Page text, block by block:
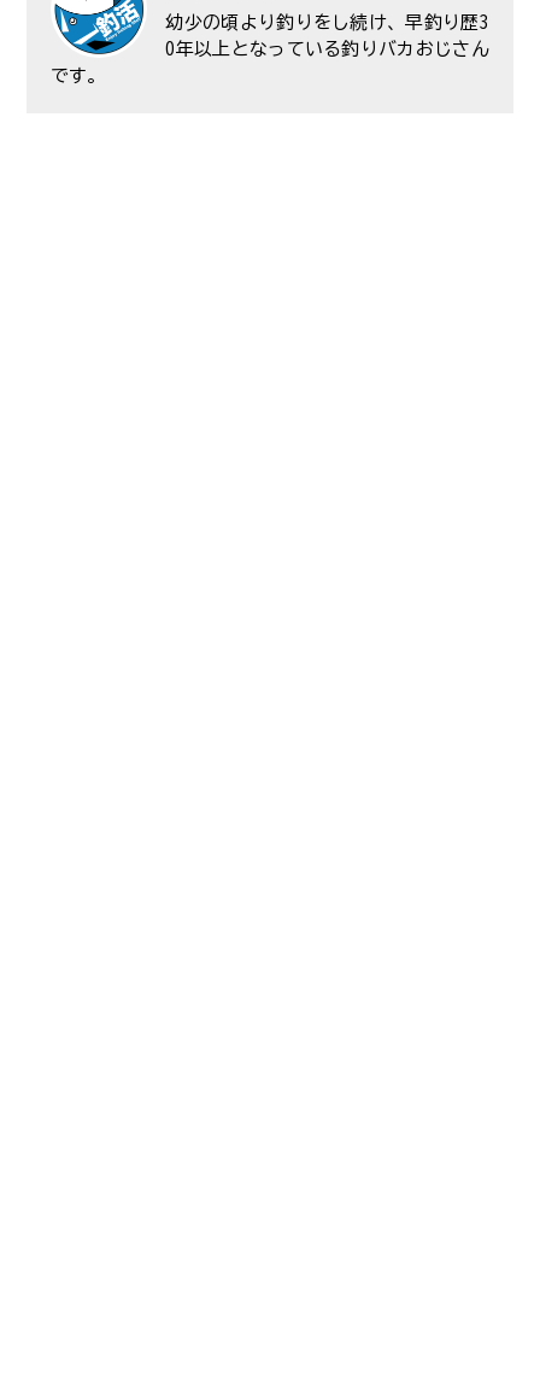
幼少の頃より釣りをし続け、早釣り歴3
0年以上となっている釣りバカおじさん
です。